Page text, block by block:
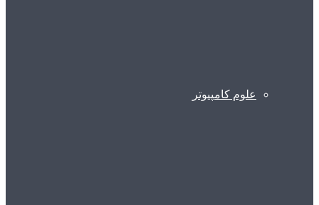
علوم کامپیوتر